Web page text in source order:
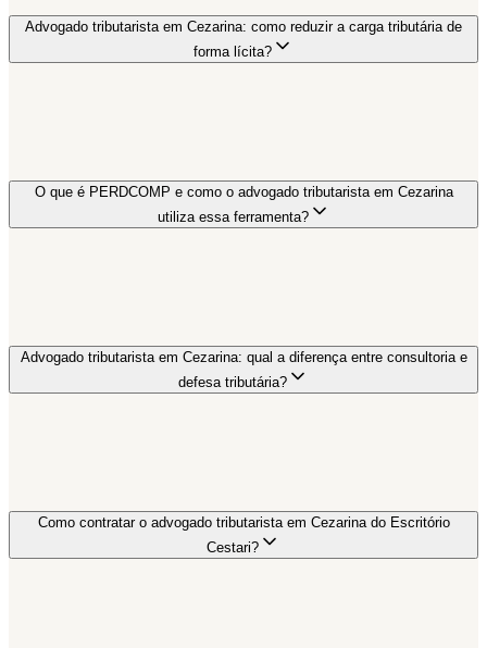
Advogado tributarista em Cezarina: como reduzir a carga tributária de
forma lícita?
O que é PERDCOMP e como o advogado tributarista em Cezarina
utiliza essa ferramenta?
Advogado tributarista em Cezarina: qual a diferença entre consultoria e
defesa tributária?
Como contratar o advogado tributarista em Cezarina do Escritório
Cestari?